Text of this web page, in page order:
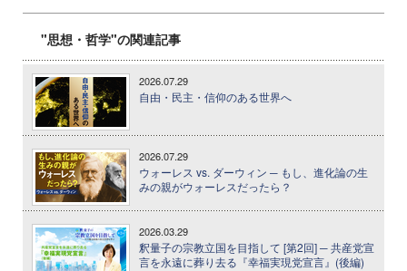
"思想・哲学"の関連記事
2026.07.29
自由・民主・信仰のある世界へ
2026.07.29
ウォーレス vs. ダーウィン ─ もし、進化論の生
みの親がウォーレスだったら？
2026.03.29
釈量子の宗教立国を目指して [第2回] ─ 共産党宣
言を永遠に葬り去る『幸福実現党宣言』(後編)